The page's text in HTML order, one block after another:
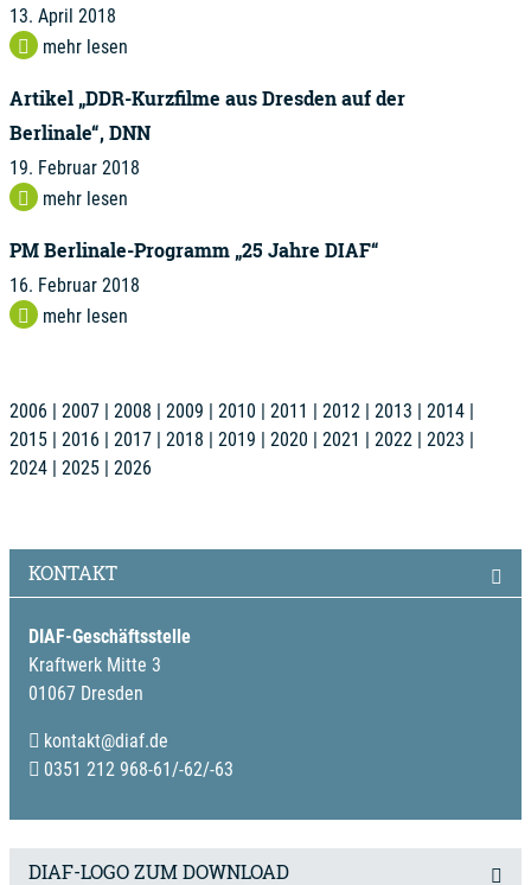
13. April 2018
mehr lesen
Artikel „DDR-Kurzfilme aus Dresden auf der
Berlinale“, DNN
19. Februar 2018
mehr lesen
PM Berlinale-Programm „25 Jahre DIAF“
16. Februar 2018
mehr lesen
2006 2007 2008 2009 2010 2011 2012 2013
2014
2015
2016 2017 2018 2019 2020 2021 2022
2023
2024
2025 2026
KONTAKT
DIAF-Geschäftsstelle
Kraftwerk Mitte 3
01067 Dresden
kontakt@diaf.de
0351 212 968-61/-62/-63
DIAF-LOGO ZUM DOWNLOAD